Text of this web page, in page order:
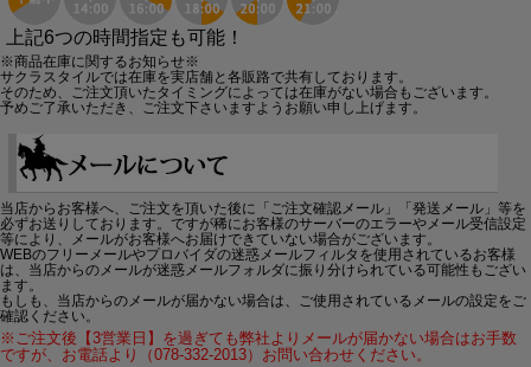
上記6つの時間指定も可能！
※商品在庫に関するお知らせ※
サクラスタイルでは在庫を実店舗と各販路で共有しております。
そのため、ご注文頂いたタイミングによっては在庫がない場合もございます。
予めご了承いただき、ご注文下さいますようお願い申し上げます。
当店からお客様へ、ご注文を頂いた後に「ご注文確認メール」「発送メール」等を
必ずお送りしております。ですが稀にお客様のサーバーのエラーやメール受信設定
等により、メールがお客様へお届けできていない場合がございます。
WEBのフリーメールやプロバイダの迷惑メールフィルタを使用されているお客様
は、当店からのメールが迷惑メールフォルダに振り分けられている可能性もござい
ます。
もしも、当店からのメールが届かない場合は、ご使用されているメールの設定をご
確認ください。
※ご注文後【3営業日】を過ぎても弊社よりメールが届かない場合はお手数
ですが、お電話より（078-332-2013）お問い合わせください。